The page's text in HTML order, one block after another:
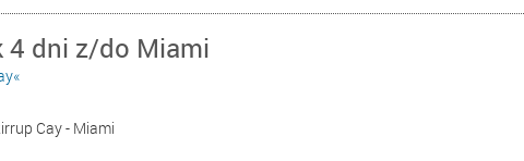
4 dni z/do Miami
Cay - Miami